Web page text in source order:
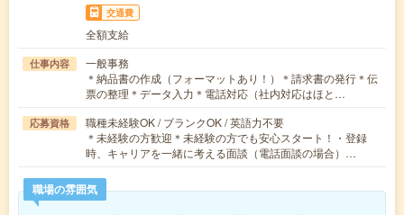
交通費
全額支給
仕事内容
一般事務
＊納品書の作成（フォーマットあり！）＊請求書の発行＊伝
票の整理＊データ入力＊電話対応（社内対応はほと…
応募資格
職種未経験OK / ブランクOK / 英語力不要
＊未経験の方歓迎＊未経験の方でも安心スタート！・登録
時、キャリアを一緒に考える面談（電話面談の場合）…
職場の雰囲気